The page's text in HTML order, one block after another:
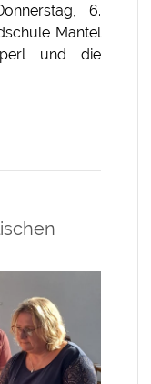
6.
Mantel
und die